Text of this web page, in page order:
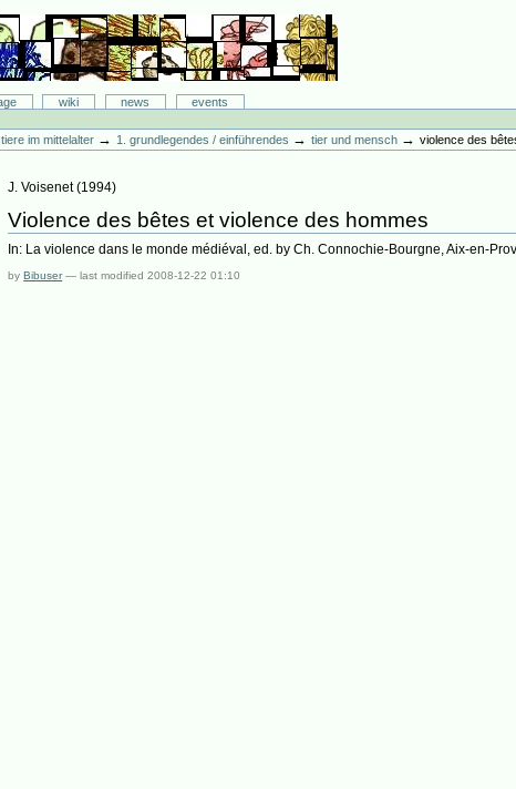
wiki news
events
im mittelalter →1. grundlegendes / einführendes →tier und mensch →violence des
J. Voisenet(1994)
Violence des bêtes et violence des hommes
In: La violence dans le monde médiéval, ed. by Ch. Connochie-Bourgne, Aix-en-
byBibuser —last modified2008-12-22 01:10